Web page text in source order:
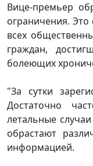
Вице-премьер
ограничения.
всех
граждан,
болеющих
"За сутки
Достаточно
летальные
обрастают
информацией.